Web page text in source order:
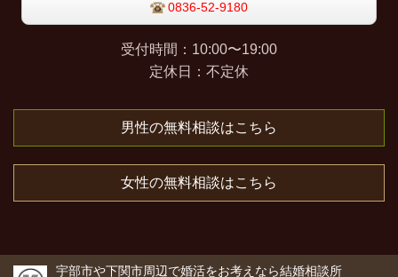
0836-52-9180
受付時間：10:00〜19:00
定休日：不定休
男性の無料相談はこちら
女性の無料相談はこちら
宇部市や下関市周辺で婚活をお考えなら結婚相談所